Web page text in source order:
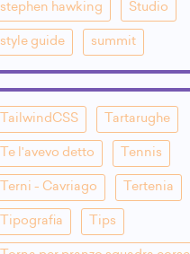
stephen hawking Studio
style guide summit
TailwindCSS Tartarughe
Te l'avevo detto Tennis
Terni - Cavriago Tertenia
Tipografia Tips